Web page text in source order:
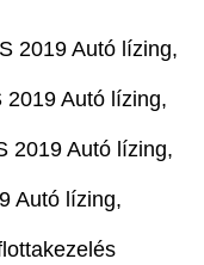
2019 Autó lízing,
2019 Autó lízing,
2019 Autó lízing,
Autó lízing,